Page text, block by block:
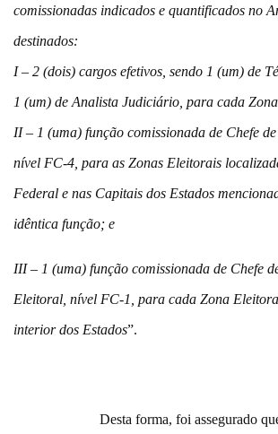
comissionadas indicados e quantificados no
destinados:
I – 2 (dois) cargos efetivos, sendo 1 (um) de
1 (um) de Analista Judiciário, para cada
II – 1 (uma) função comissionada de Chefe
nível FC-4, para as Zonas Eleitorais
Federal e nas Capitais dos Estados
idêntica função; e
III – 1 (uma) função comissionada de Chefe
Eleitoral, nível FC-1, para cada Zona
interior dos Estados”.
Desta forma, foi assegurado que